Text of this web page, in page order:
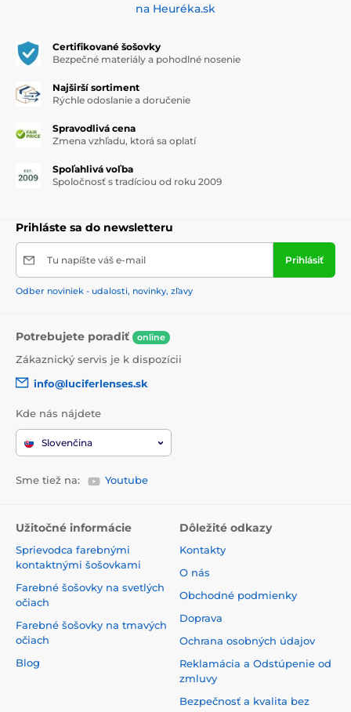
na Heuréka.sk
Certifikované šošovky
Bezpečné materiály a pohodlné nosenie
Najširší sortiment
Rýchle odoslanie a doručenie
Spravodlivá cena
Zmena vzhľadu, ktorá sa oplatí
Spoľahlivá voľba
Spoločnosť s tradíciou od roku 2009
Prihláste sa do newsletteru
Tu napíšte váš e-mail Prihlásiť
Odber noviniek - udalosti, novinky, zľavy
Potrebujete poradiť online
Zákaznický servis je k dispozícii
info@luciferlenses.sk
Kde nás nájdete
Slovenčina
Sme tiež na: Youtube
Užitočné informácie
Sprievodca farebnými
kontaktnými šošovkami
Farebné šošovky na svetlých
očiach
Farebné šošovky na tmavých
očiach
Blog
Dôležité odkazy
Kontakty
O nás
Obchodné podmienky
Doprava
Ochrana osobných údajov
Reklamácia a Odstúpenie od
zmluvy
Bezpečnosť a kvalita bez